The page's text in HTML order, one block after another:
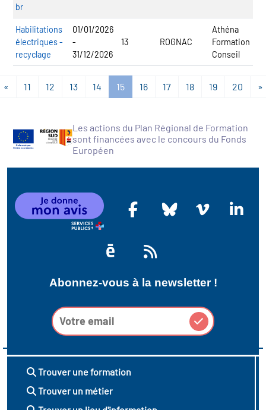
br
Habilitations
électriques -
recyclage
01/01/2026
-
31/12/2026
13 ROGNAC
Athéna
Formation
Conseil
« 11 12 13 14 15 16 17 18 19 20 »
Les actions du Plan Régional de Formation
sont financées avec le concours du Fonds
Européen
Abonnez-vous à la newsletter !
Trouver une formation
Trouver un métier